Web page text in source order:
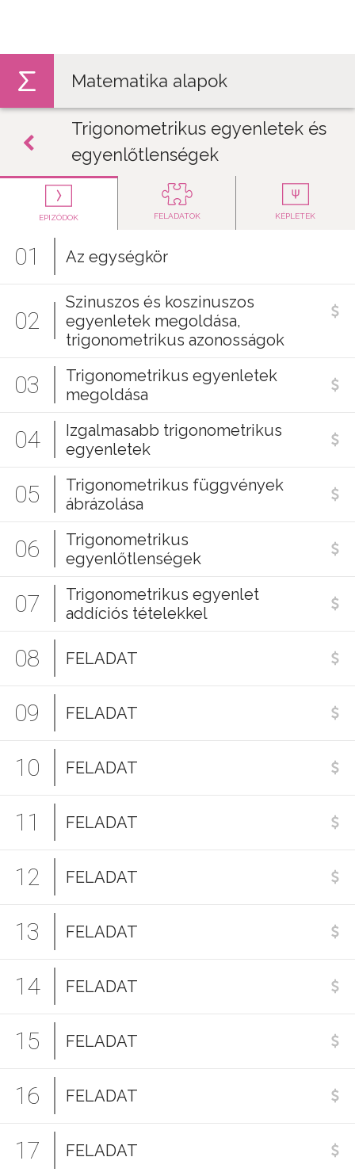
Matematika alapok
Trigonometrikus egyenletek és
egyenlőtlenségek
EPIZÓDOK FELADATOK KÉPLETEK
01 Az egységkör
02
Szinuszos és koszinuszos
egyenletek megoldása,
trigonometrikus azonosságok
03
Trigonometrikus egyenletek
megoldása
04
Izgalmasabb trigonometrikus
egyenletek
05
Trigonometrikus függvények
ábrázolása
06
Trigonometrikus
egyenlőtlenségek
07
Trigonometrikus egyenlet
addíciós tételekkel
08 FELADAT
09 FELADAT
10 FELADAT
11 FELADAT
12 FELADAT
13 FELADAT
14 FELADAT
15 FELADAT
16 FELADAT
17 FELADAT